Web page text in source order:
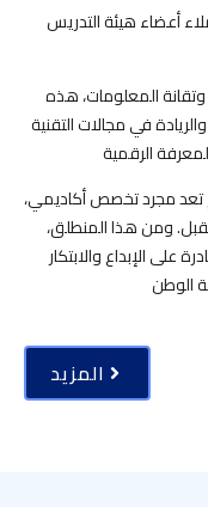
أعضاء هيئة التدريس
المعلومات، هذه
في مجالات التقنية
تعد مجرد تخصص أكاديمي،
ومن هذا المنطلق،
على الإبداع والابتكار
المزيد